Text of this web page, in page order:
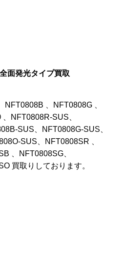
面発光タイプ買取
、NFT0808G 、
NFT0808R-SUS、
SUS、NFT0808G-SUS、
SUS、NFT0808SR 、
、NFT0808SG、
買取りしております。